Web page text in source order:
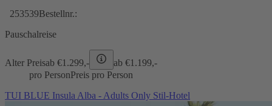
253539Bestellnr.:
Pauschalreise
Alter Preisab €1.299,- ab €1.199,-
pro PersonPreis pro Person
TUI BLUE Insula Alba - Adults Only Stil-Hotel